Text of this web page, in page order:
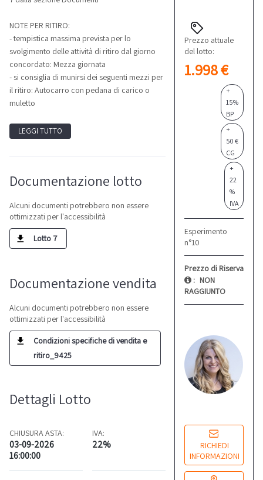
Prezzo attuale
del lotto:
1.998 €
+
15%
BP
+
50 €
CG
+
22
%
IVA
Esperimento
n°10
Prezzo di Riserva
: NON
RAGGIUNTO
RICHIEDI
INFORMAZIONI
NOTE PER RITIRO:
- tempistica massima prevista per lo
svolgimento delle attività di ritiro dal giorno
concordato: Mezza giornata
- si consiglia di munirsi dei seguenti mezzi per
il ritiro: Autocarro con pedana di carico o
muletto
LEGGI TUTTO
Documentazione lotto
Alcuni documenti potrebbero non essere
ottimizzati per l'accessibilità
Lotto 7
Documentazione vendita
Alcuni documenti potrebbero non essere
ottimizzati per l'accessibilità
Condizioni specifiche di vendita e
ritiro_9425
Dettagli Lotto
CHIUSURA ASTA:
03-09-2026
16:00:00
IVA:
22%